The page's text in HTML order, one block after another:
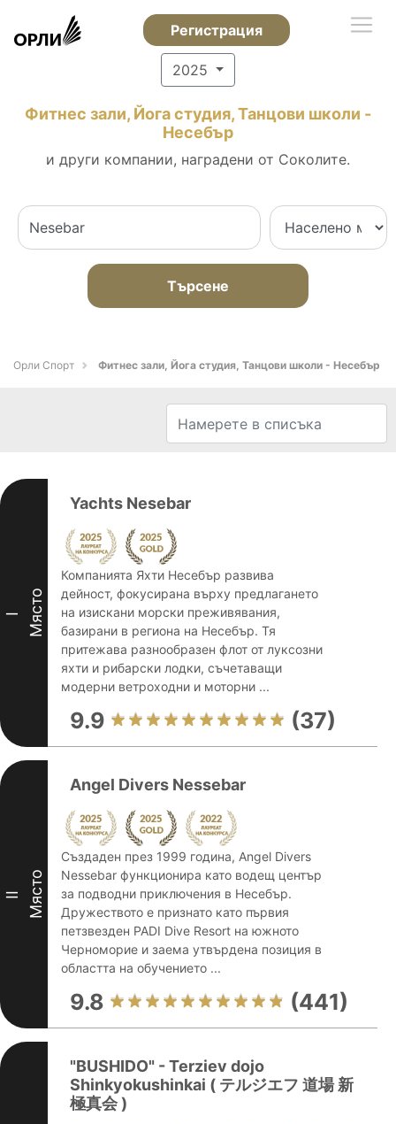
Регистрация
2025
Фитнес зали, Йога студия, Танцови школи -
Несебър
и други компании, наградени от Соколите.
Търсене
Орли Спорт Фитнес зали, Йога студия, Танцови школи - Несебър
I Място
Yachts Nesebar
Компанията Яхти Несебър развива
дейност, фокусирана върху предлагането
на изискани морски преживявания,
базирани в региона на Несебър. Тя
притежава разнообразен флот от луксозни
яхти и рибарски лодки, съчетаващи
модерни ветроходни и моторни ...
9.9 (37)
II Място
Angel Divers Nessebar
Създаден през 1999 година, Angel Divers
Nessebar функционира като водещ център
за подводни приключения в Несебър.
Дружеството е признато като първия
петзвезден PADI Dive Resort на южното
Черноморие и заема утвърдена позиция в
областта на обучението ...
9.8 (441)
"BUSHIDO" - Terziev dojo
Shinkyokushinkai ( テルジエフ 道場 新
極真会 )